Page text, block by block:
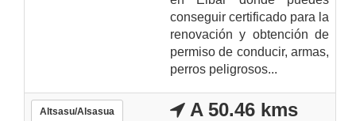
conseguir certificado para la
renovación y obtención de
permiso de conducir, armas,
perros peligrosos...
Altsasu/Alsasua
A 50.46 kms